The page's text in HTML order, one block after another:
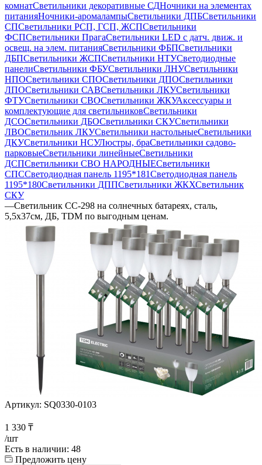
комнатСветильники декоративные СДНочники на элементах
питанияНочники-аромалампыСветильники ДПБСветильники
СПСветильники РСП, ГСП, ЖСПСветильники
ФСПСветильники ПрагаСветильники LED с датч. движ. и
освещ. на элем. питанияСветильники ФБПСветильники
ДБПСветильники ЖСПСветильники НТУСветодиодные
панелиСветильники ФБУСветильники ЛНУСветильники
НПОСветильники СПОСветильники ДПОСветильники
ЛПОСветильники САВСветильники ЛКУСветильники
ФТУСветильники СВОСветильники ЖКУАксессуары и
комплектующие для светильниковСветильники
ДСОСветильники ДБОСветильники СКУСветильники
ЛВОСветильник ЛКУСветильники настольныеСветильники
ДКУСветильники НСУЛюстры, браСветильники садово-
парковыеСветильники линейныеСветильники
ДСПСветильники СВО НАРОДНЫЕСветильники
СПССветодиодная панель 1195*181Светодиодная панель
1195*180Светильники ДППСветильники ЖКХСветильник
СКУ
—Светильник СС-298 на солнечных батареях, сталь,
5,5х37cм, ДБ, TDM по выгодным ценам.
Артикул: SQ0330-0103
1 330 ₸
/шт
Есть в наличии: 48
Предложить цену